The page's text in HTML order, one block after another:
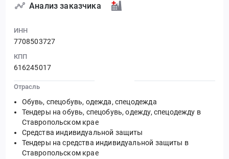
Анализ заказчика
ИНН
7708503727
КПП
616245017
Отрасль
Обувь, спецобувь, одежда, спецодежда
Тендеры на обувь, спецобувь, одежду, спецодежду в
Ставропольском крае
Средства индивидуальной защиты
Тендеры на средства индивидуальной защиты в
Ставропольском крае